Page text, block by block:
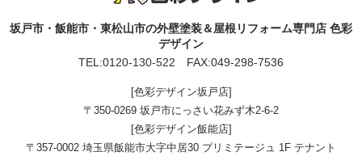
坂戸市・飯能市・東松山市の外壁塗装＆屋根リフォーム専門店 色彩
デザイン
TEL:0120-130-522 FAX:049-298-7536
[色彩デザイン坂戸店]
〒350-0269 坂戸市にっさい花みず木2-6-2
[色彩デザイン飯能店]
〒357-0002 埼玉県飯能市大字中居30 プリミテージュ 1F テナント